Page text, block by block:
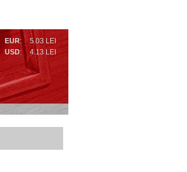
EUR:
5.03 LEI
USD: 4.13 LEI